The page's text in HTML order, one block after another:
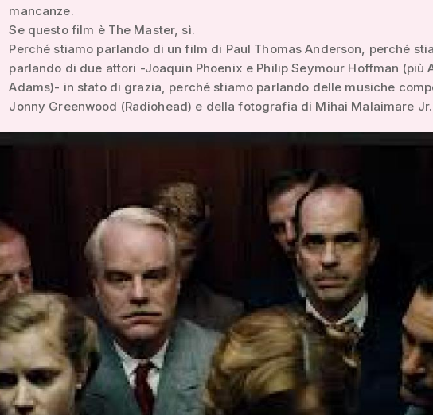
mancanze.
Se questo film è The Master, sì.
Perché stiamo parlando di un film di Paul Thomas Anderson, perché
parlando di due attori -Joaquin Phoenix e Philip Seymour Hoffman (più
Adams)- in stato di grazia, perché stiamo parlando delle musiche
Jonny Greenwood (Radiohead) e della fotografia di Mihai Malaimare Jr.